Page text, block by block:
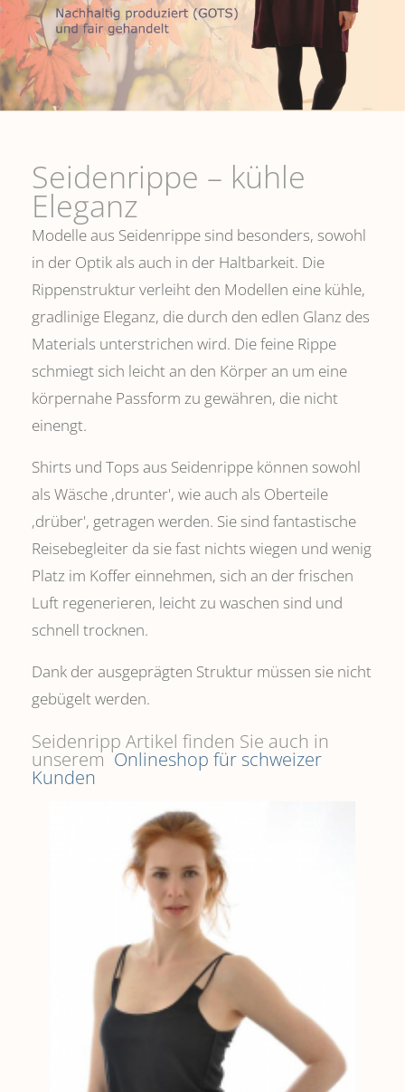
Seidenrippe­ – kühle
Eleganz
Modelle aus Seidenrippe sind besonders, sowohl
in der Optik als auch in der Haltbarkeit. Die
Rippenstruktur verleiht den Modellen eine kühle,
gradlinige Eleganz, die durch den edlen Glanz des
Materials unterstrichen wird. Die feine Rippe
schmiegt sich leicht an den Körper an um eine
körpernahe Passform zu gewähren, die nicht
einengt.
Shirts und Tops aus Seidenrippe können sowohl
als Wäsche ,drunter', wie auch als Oberteile
‚drüber', getragen werden. Sie sind fantastische
Reisebegleiter da sie fast nichts wiegen und wenig
Platz im Koffer einnehmen, sich an der frischen
Luft regenerieren, leicht zu waschen sind und
schnell trocknen.
Dank der ausgeprägten Struktur müssen sie nicht
gebügelt werden.
Seidenripp Artikel finden Sie auch in
unserem Onlineshop für schweizer
Kunden